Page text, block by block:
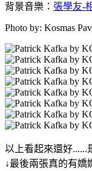
背景音樂： 張學友-
Photo by: Kosmas
以上看起來還好......
↓最後兩張真的有